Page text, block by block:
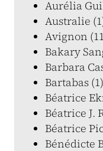
Aurélia
Australie
Avignon
Bakary
Barbara
Bartabas (1)
Béatrice
Béatrice J.
Béatrice
Bénédicte